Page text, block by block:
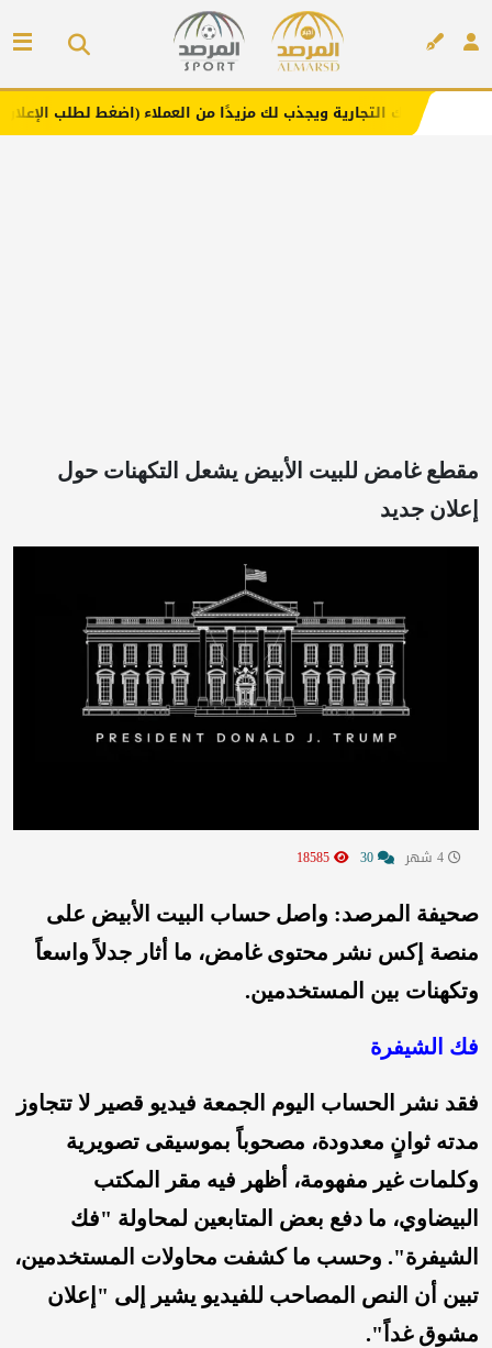
ويجذب لك مزيدًا من العملاء (اضغط لطلب الإعلان)
مقطع غامض للبيت الأبيض يشعل التكهنات حول
إعلان جديد
صحيفة المرصد: واصل حساب البيت الأبيض على
منصة إكس نشر محتوى غامض، ما أثار جدلاً واسعاً
وتكهنات بين المستخدمين.
فك الشيفرة
فقد نشر الحساب اليوم الجمعة فيديو قصير لا تتجاوز
مدته ثوانٍ معدودة، مصحوباً بموسيقى تصويرية
وكلمات غير مفهومة، أظهر فيه مقر المكتب
البيضاوي، ما دفع بعض المتابعين لمحاولة "فك
الشيفرة". وحسب ما كشفت محاولات المستخدمين،
تبين أن النص المصاحب للفيديو يشير إلى "إعلان
مشوق غداً".